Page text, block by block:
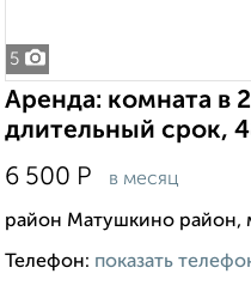
5
Аренда: комната в
длительный срок,
6 500 Р в месяц
район Матушкино район,
Телефон: показать